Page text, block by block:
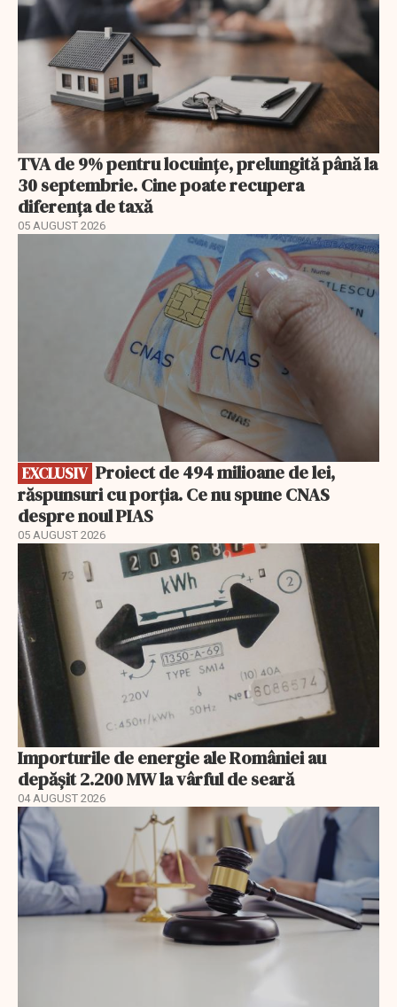
TVA de 9% pentru locuințe, prelungită până la
30 septembrie. Cine poate recupera
diferența de taxă
05 AUGUST 2026
EXCLUSIV
răspunsuri cu porția. Ce nu spune CNAS
despre noul PIAS
05 AUGUST 2026
Importurile de energie ale României au
depășit 2.200 MW la vârful de seară
04 AUGUST 2026